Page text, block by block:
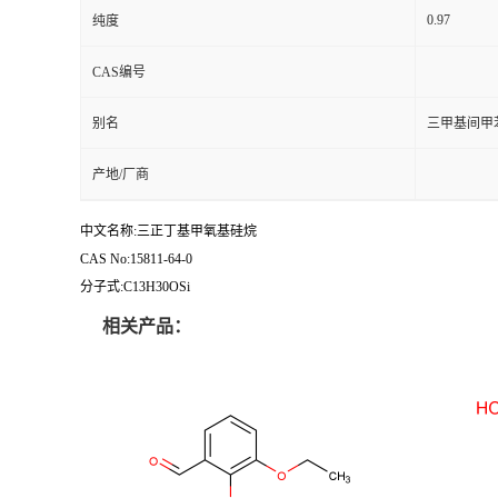
纯度 0.97
CAS编号
别名 三甲基间甲
产地/厂商
中文名称:三正丁基甲氧基硅烷
CAS No:15811-64-0
分子式:C13H30OSi
相关产品：